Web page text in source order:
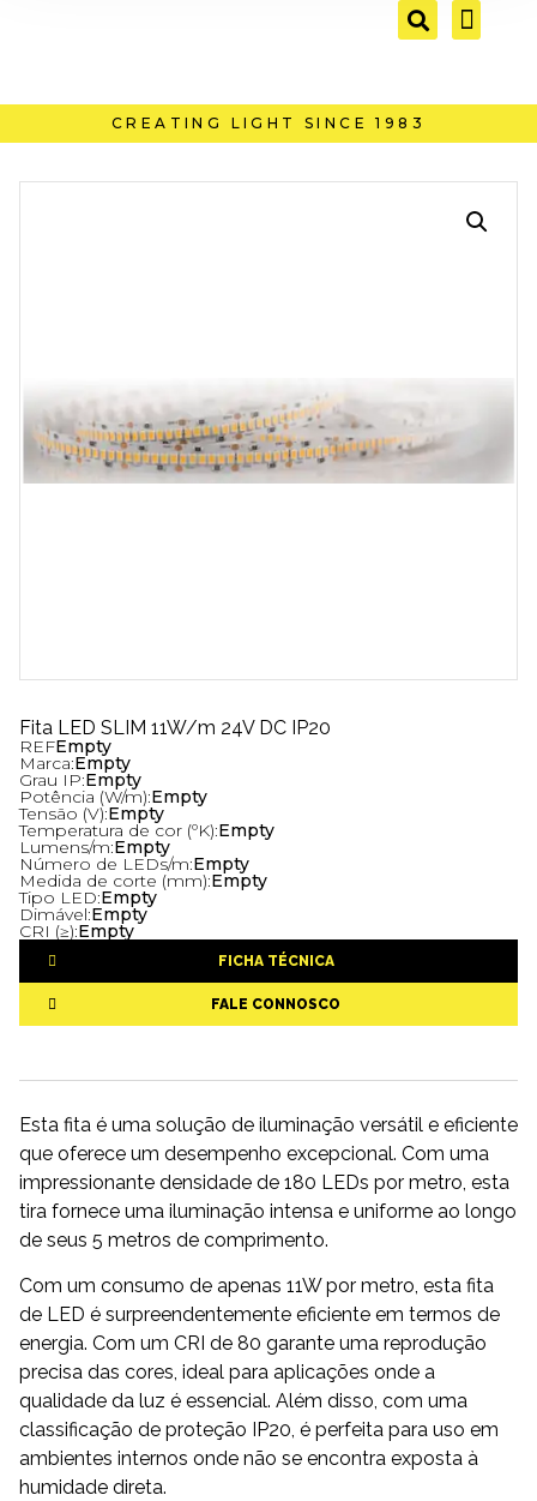
CREATING LIGHT SINCE 1983
Fita LED SLIM 11W/m 24V DC IP20
REFEmpty
Marca:Empty
Grau IP:Empty
Potência (W/m):Empty
Tensão (V):Empty
Temperatura de cor (ºK):Empty
Lumens/m:Empty
Número de LEDs/m:Empty
Medida de corte (mm):Empty
Tipo LED:Empty
Dimável:Empty
CRI (≥):Empty
FICHA TÉCNICA
FALE CONNOSCO
Esta fita é uma solução de iluminação versátil e eficiente
que oferece um desempenho excepcional. Com uma
impressionante densidade de 180 LEDs por metro, esta
tira fornece uma iluminação intensa e uniforme ao longo
de seus 5 metros de comprimento.
Com um consumo de apenas 11W por metro, esta fita
de LED é surpreendentemente eficiente em termos de
energia. Com um CRI de 80 garante uma reprodução
precisa das cores, ideal para aplicações onde a
qualidade da luz é essencial. Além disso, com uma
classificação de proteção IP20, é perfeita para uso em
ambientes internos onde não se encontra exposta à
humidade direta.